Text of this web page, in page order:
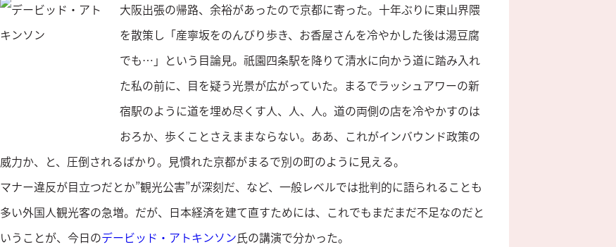
大阪出張の帰路、余裕があったので京都に寄った。十年ぶりに東山界隈
を散策し「産寧坂をのんびり歩き、お香屋さんを冷やかした後は湯豆腐
でも…」という目論見。祇園四条駅を降りて清水に向かう道に踏み入れ
た私の前に、目を疑う光景が広がっていた。まるでラッシュアワーの新
宿駅のように道を埋め尽くす人、人、人。道の両側の店を冷やかすのは
おろか、歩くことさえままならない。ああ、これがインバウンド政策の
威力か、と、圧倒されるばかり。見慣れた京都がまるで別の町のように見える。
マナー違反が目立つだとか”観光公害”が深刻だ、など、一般レベルでは批判的に語られることも
多い外国人観光客の急増。だが、日本経済を建て直すためには、これでもまだまだ不足なのだと
いうことが、今日のデービッド・アトキンソン氏の講演で分かった。